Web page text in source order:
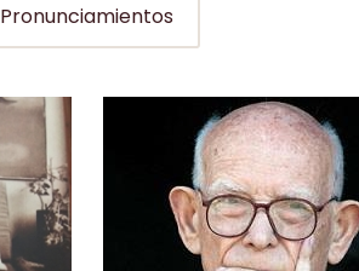
Pronunciamientos